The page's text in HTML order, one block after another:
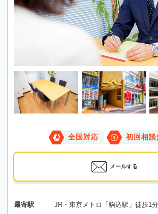
全国対応 初回相談
メールする
最寄駅 JR・東京メトロ「駒込駅」徒歩1分